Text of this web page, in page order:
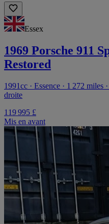
Essex
1969 Porsche 911
Restored
1991cc · Essence · 1 272 miles
droite
119 995 £
Mis en avant